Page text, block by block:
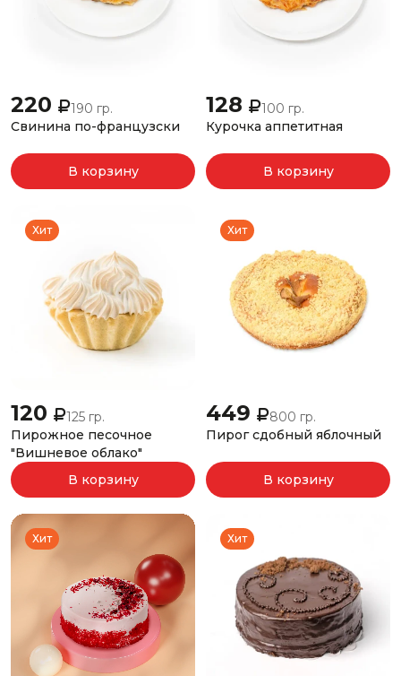
220
190 гр.
Свинина по-французски
В корзину
128
100 гр.
Курочка аппетитная
В корзину
Хит
120
125 гр.
Пирожное песочное
"Вишневое облако"
В корзину
Хит
449
800 гр.
Пирог сдобный яблочный
В корзину
Хит Хит